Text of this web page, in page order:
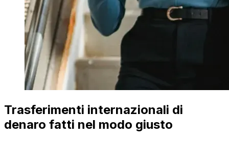
Trasferimenti internazionali di
denaro fatti nel modo giusto